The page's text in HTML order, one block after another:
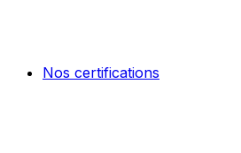
Nos certifications